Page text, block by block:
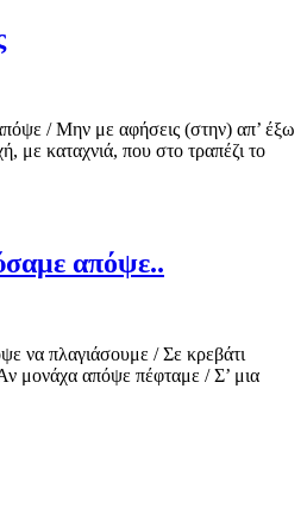
/ Μην με αφήσεις (στην) απ’ έξω
καταχνιά, που στο τραπέζι το
απόψε..
να πλαγιάσουμε / Σε κρεβάτι
μονάχα απόψε πέφταμε / Σ’ μια